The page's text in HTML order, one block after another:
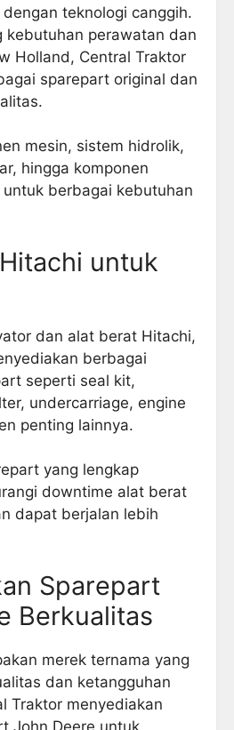
teknologi canggih.
kebutuhan perawatan dan
Holland, Central Traktor
sparepart original dan
mesin, sistem hidrolik,
hingga komponen
berbagai kebutuhan
untuk
dan alat berat Hitachi,
berbagai
seperti seal kit,
undercarriage, engine
penting lainnya.
yang lengkap
downtime alat berat
dapat berjalan lebih
Sparepart
Berkualitas
merek ternama yang
dan ketangguhan
Traktor menyediakan
John Deere untuk